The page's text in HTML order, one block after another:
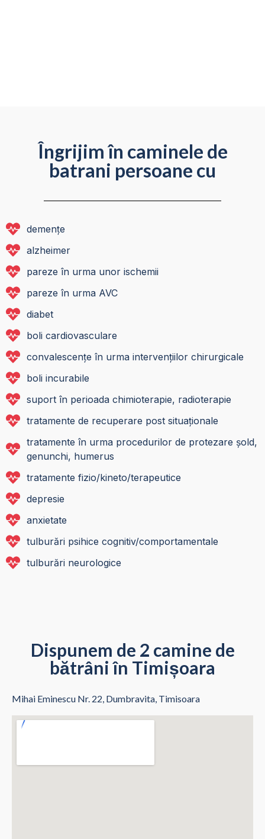
Îngrijim în caminele de
batrani persoane cu
demențe
alzheimer
pareze în urma unor ischemii
pareze în urma AVC
diabet
boli cardiovasculare
convalescențe în urma intervențiilor chirurgicale
boli incurabile
suport în perioada chimioterapie, radioterapie
tratamente de recuperare post situaționale
tratamente în urma procedurilor de protezare șold,
genunchi, humerus
tratamente fizio/kineto/terapeutice
depresie
anxietate
tulburări psihice cognitiv/comportamentale
tulburări neurologice
Dispunem de 2 camine de
bătrâni în Timișoara
Mihai Eminescu Nr. 22, Dumbravita, Timisoara